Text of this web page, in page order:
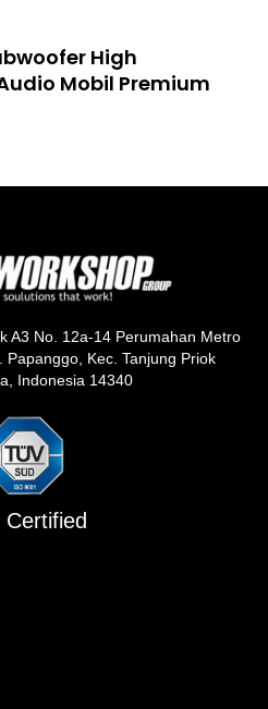
High
Mobil Premium
A3 No. 12a-14 Perumahan Metro
Kec. Tanjung Priok
Indonesia 14340
Certified